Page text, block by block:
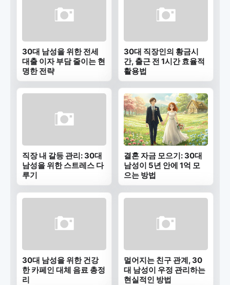
30대 남성을 위한 전세
대출 이자 부담 줄이는 현
명한 전략
30대 직장인의 황금시
간, 출근 전 1시간 효율적
활용법
직장 내 갈등 관리: 30대
남성을 위한 스트레스 다
루기
결혼 자금 모으기: 30대
남성이 5년 안에 1억 모
으는 방법
30대 남성을 위한 건강
한 카페인 대체 음료 총정
리
멀어지는 친구 관계, 30
대 남성이 우정 관리하는
현실적인 방법